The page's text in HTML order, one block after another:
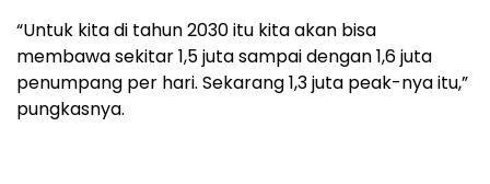
“Untuk kita di tahun 2030 itu kita akan bisa
membawa sekitar 1,5 juta sampai dengan 1,6 juta
penumpang per hari. Sekarang 1,3 juta peak-nya itu,”
pungkasnya.